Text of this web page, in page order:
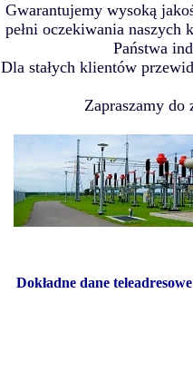
Gwarantujemy wysoką
pełni oczekiwania naszych
Państwa
Dla stałych klientów
Zapraszamy do
Dokładne dane